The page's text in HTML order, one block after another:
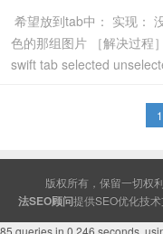
希望放到tab中： 实现：
色的那组图片 ［解决过程
swift tab selected
1
版权所有，保留一切权
法SEO顾问提供SEO优化技
85 queries in 0.246 seconds,